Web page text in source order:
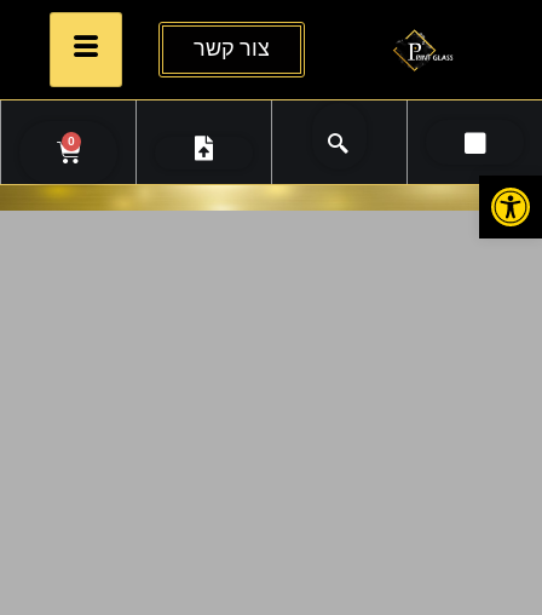
פתח סרגל נגישות
צור קשר
0